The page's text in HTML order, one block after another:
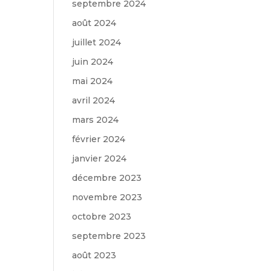
septembre 2024
août 2024
juillet 2024
juin 2024
mai 2024
avril 2024
mars 2024
février 2024
janvier 2024
décembre 2023
novembre 2023
octobre 2023
septembre 2023
août 2023